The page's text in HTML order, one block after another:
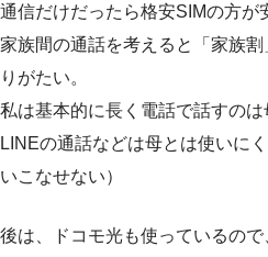
通信だけだったら格安SIMの方が
家族間の通話を考えると「家族
りがたい。
私は基本的に長く電話で話すのは
LINEの通話などは母とは使いに
いこなせない）
後は、ドコモ光も使っているので